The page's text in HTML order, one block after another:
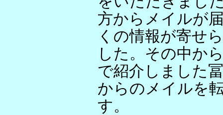
方からメイルが
くの情報が寄せ
した。その中か
で紹介しました
からのメイルを
す。